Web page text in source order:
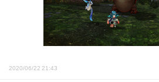
2020/06/22 21:43